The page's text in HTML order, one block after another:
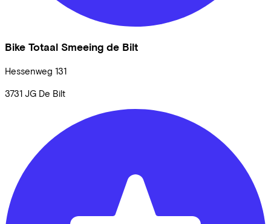
Bike Totaal Smeeing de Bilt
Hessenweg 131
3731 JG De Bilt